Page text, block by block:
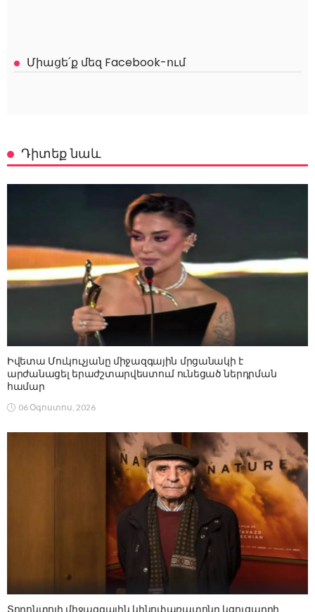
Միացե՛ք մեզ Facebook-ում
Դիտեք նաև
Իվետա Մուկուչյանը միջազգային մրցանակի է
արժանացել երաժշտարվեստում ունեցած ներդրման
համար
06 Օգոստոս, 2026
Տորոնտոյի միջազգային կինոփառատոնը կցուցադրի